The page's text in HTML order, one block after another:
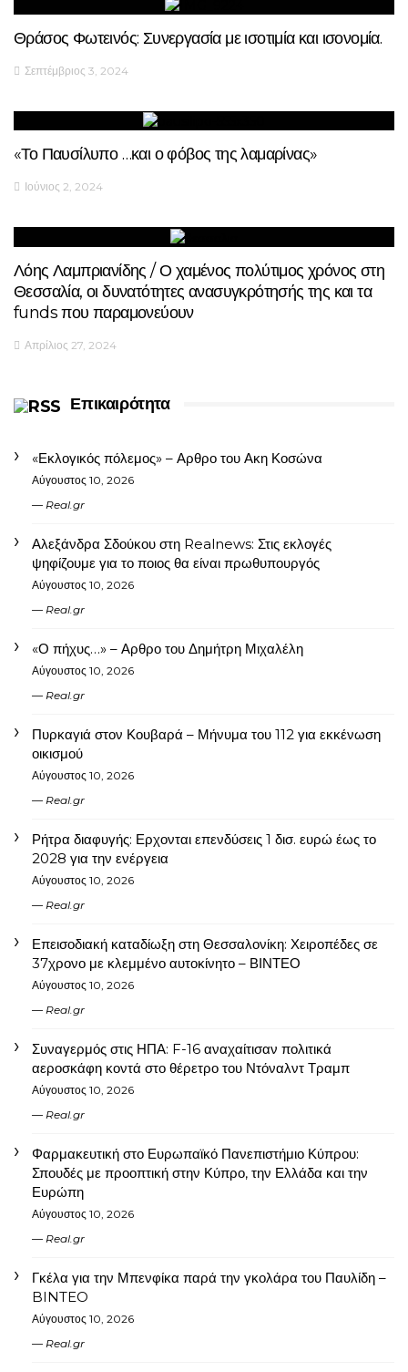
Θράσος Φωτεινός: Συνεργασία με ισοτιμία και ισονομία.
Σεπτέμβριος 3, 2024
«Το Παυσίλυπο …και ο φόβος της λαμαρίνας»
Ιούνιος 2, 2024
Λόης Λαμπριανίδης / Ο χαμένος πολύτιμος χρόνος στη
Θεσσαλία, οι δυνατότητες ανασυγκρότησής της και τα
funds που παραμονεύουν
Απρίλιος 27, 2024
Επικαιρότητα
«Εκλογικός πόλεμος» – Αρθρο του Ακη Κοσώνα
Αύγουστος 10, 2026
Real.gr
Αλεξάνδρα Σδούκου στη Realnews: Στις εκλογές
ψηφίζουμε για το ποιος θα είναι πρωθυπουργός
Αύγουστος 10, 2026
Real.gr
«Ο πήχυς…» – Αρθρο του Δημήτρη Μιχαλέλη
Αύγουστος 10, 2026
Real.gr
Πυρκαγιά στον Κουβαρά – Μήνυμα του 112 για εκκένωση
οικισμού
Αύγουστος 10, 2026
Real.gr
Ρήτρα διαφυγής: Ερχονται επενδύσεις 1 δισ. ευρώ έως το
2028 για την ενέργεια
Αύγουστος 10, 2026
Real.gr
Επεισοδιακή καταδίωξη στη Θεσσαλονίκη: Χειροπέδες σε
37χρονο με κλεμμένο αυτοκίνητο – ΒΙΝΤΕΟ
Αύγουστος 10, 2026
Real.gr
Συναγερμός στις ΗΠΑ: F-16 αναχαίτισαν πολιτικά
αεροσκάφη κοντά στο θέρετρο του Ντόναλντ Τραμπ
Αύγουστος 10, 2026
Real.gr
Φαρμακευτική στο Ευρωπαϊκό Πανεπιστήμιο Κύπρου:
Σπουδές με προοπτική στην Κύπρο, την Ελλάδα και την
Ευρώπη
Αύγουστος 10, 2026
Real.gr
Γκέλα για την Μπενφίκα παρά την γκολάρα του Παυλίδη –
BINTEO
Αύγουστος 10, 2026
Real.gr